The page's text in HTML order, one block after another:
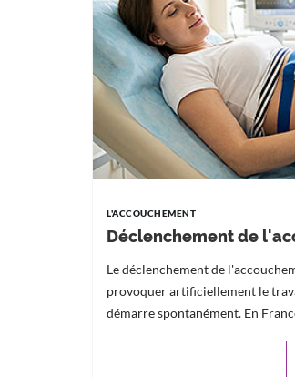
L'ACCOUCHEMENT
Déclenchement de
Le déclenchement de
provoquer artificiellement le
démarre spontanément. En